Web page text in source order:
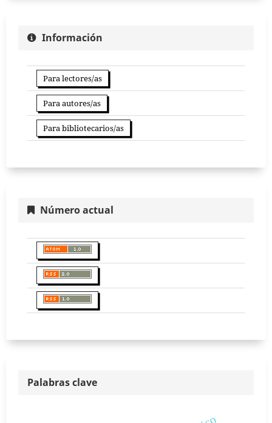
Información
Para lectores/as
Para autores/as
Para bibliotecarios/as
Número actual
Palabras clave